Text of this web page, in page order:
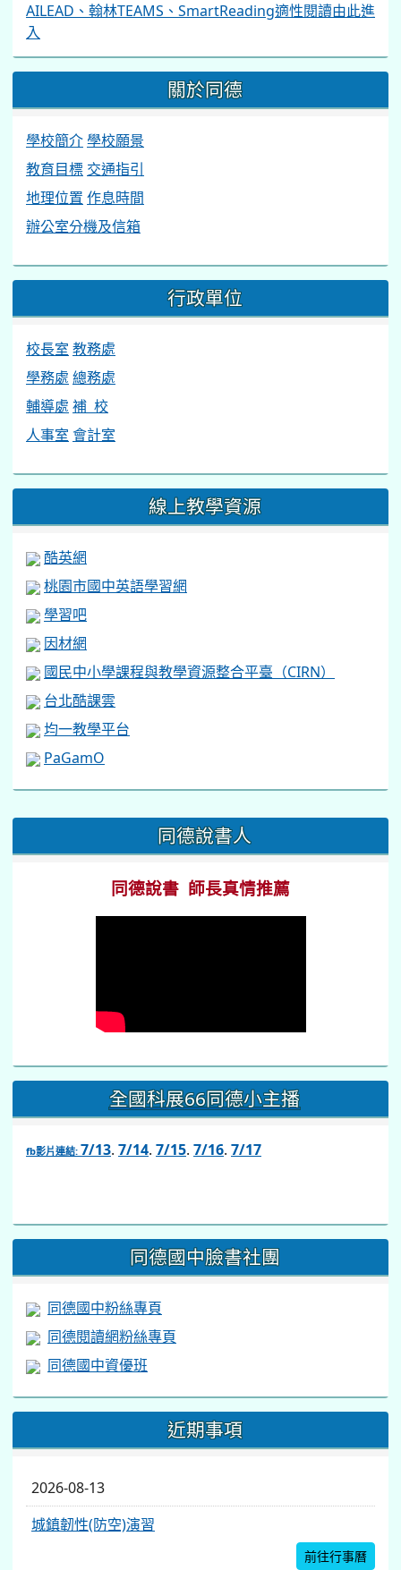
AILEAD、翰林TEAMS、SmartReading適性閱讀由此進
入
關於同德
學校簡介學校願景
教育目標 交通指引
地理位置 作息時間
辦公室分機及信箱
行政單位
校長室 教務處
學務處 總務處
輔導處 補 校
人事室 會計室
線上教學資源
酷英網
桃園市國中英語學習網
學習吧
因材網
國民中小學課程與教學資源整合平臺（CIRN）
台北酷課雲
均一教學平台
PaGamO
::: 同德說書人
同德說書 師長真情推薦
全國科展66同德小主播
fb影片連結: 7/13. 7/14. 7/15. 7/16. 7/17
https://www.facebook.com/share/v/1BsLSkstia/
同德國中臉書社團
同德國中粉絲專頁
同德閱讀網粉絲專頁
同德國中資優班
近期事項
2026-08-13
城鎮韌性(防空)演習
前往行事曆